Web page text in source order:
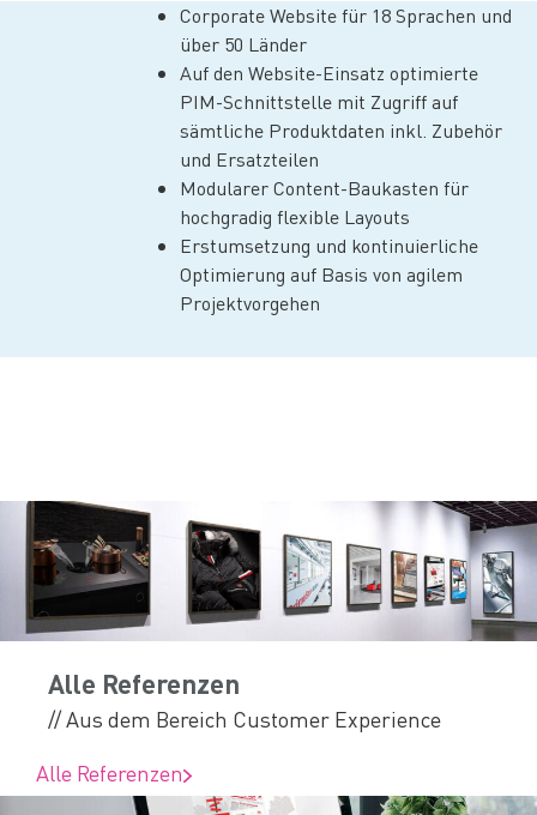
Corporate Website für 18 Sprachen und
über 50 Länder
Auf den Website-Einsatz optimierte
PIM-Schnittstelle mit Zugriff auf
sämtliche Produktdaten inkl. Zubehör
und Ersatzteilen
Modularer Content-Baukasten für
hochgradig flexible Layouts
Erstumsetzung und kontinuierliche
Optimierung auf Basis von agilem
Projektvorgehen
Alle Referenzen
// Aus dem Bereich Customer Experience
Alle Referenzen